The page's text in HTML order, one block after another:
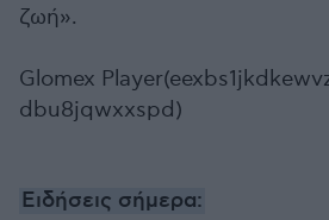
ζωή».
Glomex
dbu8jqwxxspd)
Ειδήσεις σήμερα: